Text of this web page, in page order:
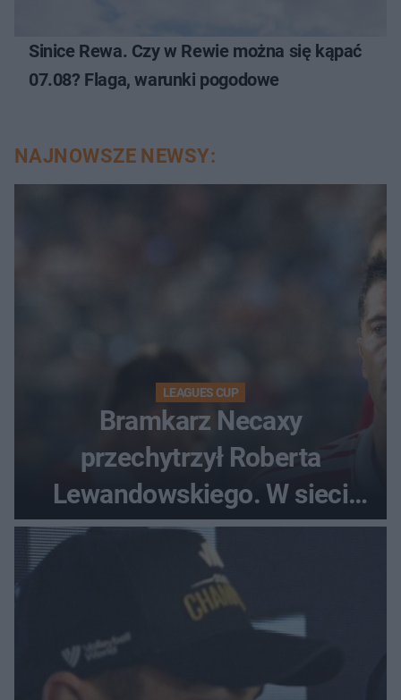
Sinice Rewa. Czy w Rewie można się kąpać
07.08? Flaga, warunki pogodowe
NAJNOWSZE NEWSY:
LEAGUES CUP
Bramkarz Necaxy
przechytrzył Roberta
Lewandowskiego. W sieci
krąży wideo z tego pojedynku